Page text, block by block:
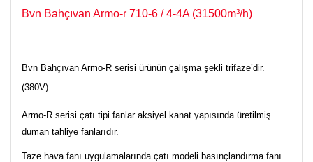
Bvn Bahçıvan Armo-r 710-6 / 4-4A (31500m³/h)
Bvn Bahçıvan Armo-R serisi ürünün çalışma şekli trifaze’dir.
(380V)
Armo-R serisi çatı tipi fanlar aksiyel kanat yapısında üretilmiş
duman tahliye fanlarıdır.
Taze hava fanı uygulamalarında çatı modeli basınçlandırma fanı